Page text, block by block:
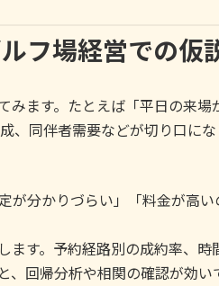
フ場経営での
みます。たとえば「平日の来
同伴者需要などが切り口にな
が分かりづらい」「料金が高
ます。予約経路別の成約率、
回帰分析や相関の確認が効い